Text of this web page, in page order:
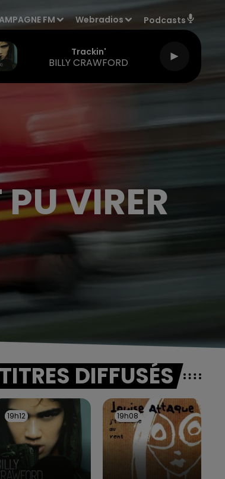
FM Webradios Podcasts
Trackin'
BILLY CRAWFORD
VIRER
TITRES DIFFUSÉS
19h12
19h12 19h08
19h08